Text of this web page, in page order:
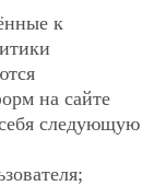
к
на сайте
следующую